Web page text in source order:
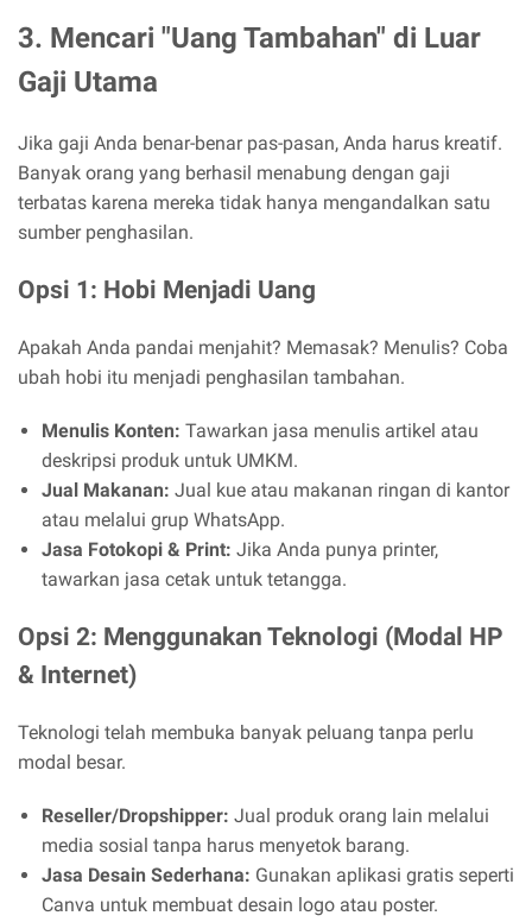
3. Mencari "Uang Tambahan" di Luar
Gaji Utama
Jika gaji Anda benar-benar pas-pasan, Anda harus kreatif.
Banyak orang yang berhasil menabung dengan gaji
terbatas karena mereka tidak hanya mengandalkan satu
sumber penghasilan.
Opsi 1: Hobi Menjadi Uang
Apakah Anda pandai menjahit? Memasak? Menulis? Coba
ubah hobi itu menjadi penghasilan tambahan.
Menulis Konten: Tawarkan jasa menulis artikel atau
deskripsi produk untuk UMKM.
Jual Makanan: Jual kue atau makanan ringan di kantor
atau melalui grup WhatsApp.
Jasa Fotokopi & Print: Jika Anda punya printer,
tawarkan jasa cetak untuk tetangga.
Opsi 2: Menggunakan Teknologi (Modal HP
& Internet)
Teknologi telah membuka banyak peluang tanpa perlu
modal besar.
Reseller/Dropshipper: Jual produk orang lain melalui
media sosial tanpa harus menyetok barang.
Jasa Desain Sederhana: Gunakan aplikasi gratis seperti
Canva untuk membuat desain logo atau poster.